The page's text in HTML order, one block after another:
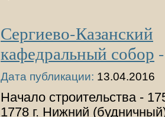
Сергиево-Казанский
кафедральный собор
Дата публикации: 13.04.2016
Начало строительства -
1778 г. Нижний